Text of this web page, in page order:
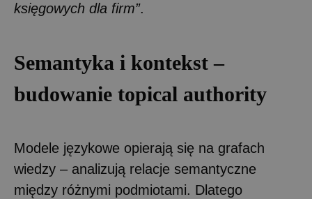
księgowych dla firm”.
Semantyka i kontekst –
budowanie topical authority
Modele językowe opierają się na grafach
wiedzy – analizują relacje semantyczne
między różnymi podmiotami. Dlatego